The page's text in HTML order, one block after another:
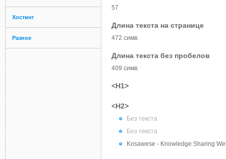
Хостинг
Разное
57
Длина текста на странице
472 симв.
Длина текста без пробелов
409 симв.
<H1>
<H2>
Без текста
Без текста
Kosawese - Knowledge Sharing